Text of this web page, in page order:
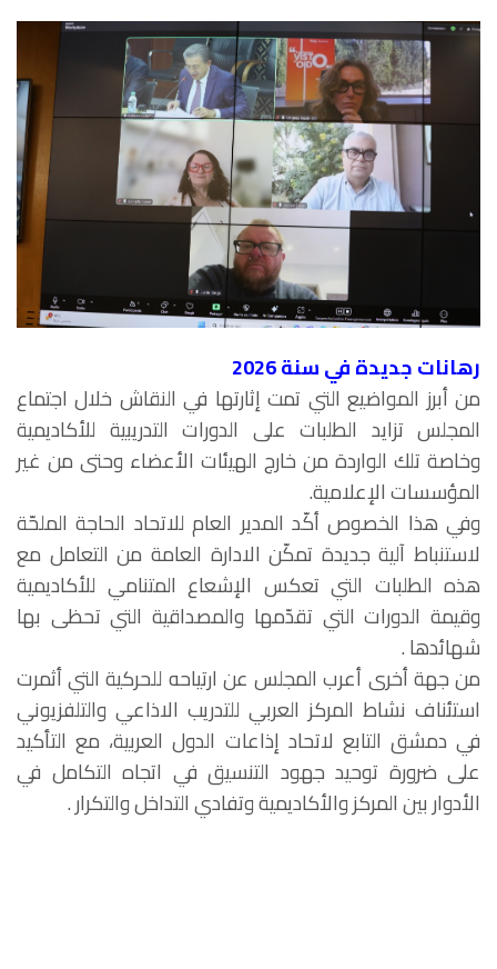
رهانات جديدة في سنة 2026
من أبرز المواضيع التي تمت إثارتها في النقاش خلال اجتماع
المجلس تزايد الطلبات على الدورات التدريبية للأكاديمية
وخاصة تلك الواردة من خارج الهيئات الأعضاء وحتى من غير
المؤسسات الإعلامية.
وفي هذا الخصوص أكّد المدير العام للاتحاد الحاجة الملحّة
لاستنباط آلية جديدة تمكّن الادارة العامة من التعامل مع
هذه الطلبات التي تعكس الإشعاع المتنامي للأكاديمية
وقيمة الدورات التي تقدّمها والمصداقية التي تحظى بها
شهائدها .
من جهة أخرى أعرب المجلس عن ارتياحه للحركية التي أثمرت
استئناف نشاط المركز العربي للتدريب الاذاعي والتلفزيوني
في دمشق التابع لاتحاد إذاعات الدول العربية، مع التأكيد
على ضرورة توحيد جهود التنسيق في اتجاه التكامل في
الأدوار بين المركز والأكاديمية وتفادي التداخل والتكرار .